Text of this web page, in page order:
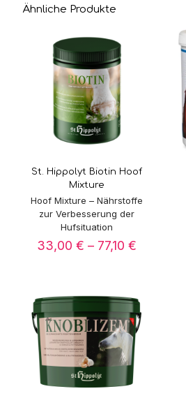
Ähnliche Produkte
St. Hippolyt Biotin Hoof
Mixture
Hoof Mixture – Nährstoffe
zur Verbesserung der
Hufsituation
33,00€ – 77,10€